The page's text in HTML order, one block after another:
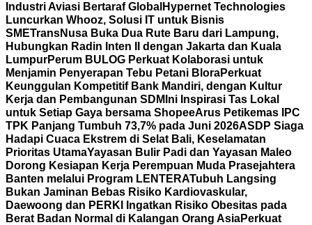
Industri Aviasi Bertaraf Global Hypernet Technologies
Luncurkan Whooz, Solusi IT untuk Bisnis
SMETransNusa Buka Dua Rute Baru dari Lampung,
Hubungkan Radin Inten II dengan Jakarta dan Kuala
LumpurPerum BULOG Perkuat Kolaborasi untuk
Menjamin Penyerapan Tebu Petani BloraPerkuat
Keunggulan Kompetitif Bank Mandiri, dengan Kultur
Kerja dan Pembangunan SDM Ini Inspirasi Tas Lokal
untuk Setiap Gaya bersama ShopeeArus Petikemas IPC
TPK Panjang Tumbuh 73,7% pada Juni 2026ASDP Siaga
Hadapi Cuaca Ekstrem di Selat Bali, Keselamatan
Prioritas UtamaYayasan Bulir Padi dan Yayasan Maleo
Dorong Kesiapan Kerja Perempuan Muda Prasejahtera
Banten melalui Program LENTERATubuh Langsing
Bukan Jaminan Bebas Risiko Kardiovaskular,
Daewoong dan PERKI Ingatkan Risiko Obesitas pada
Berat Badan Normal di Kalangan Orang AsiaPerkuat